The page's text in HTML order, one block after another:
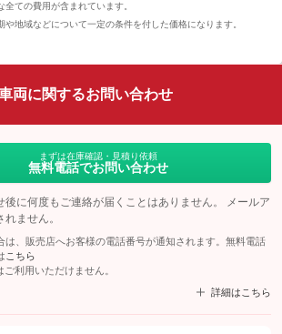
ての費用が含まれています。
や地域などについて一定の条件を付した価格になります。
両に関するお問い合わせ
まずは在庫確認・見積り依頼
無料電話でお問い合わせ
後に何度もご連絡が届くことはありません。 メールア
ません。
、販売店へお客様の電話番号が通知されます。無料電話
こちら
利用いただけません。
詳細はこちら